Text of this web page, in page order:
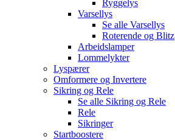
Ryggelys
Varsellys
Se alle Varsellys
Roterende og Blitz
Arbeidslamper
Lommelykter
Lyspærer
Omformere og Invertere
Sikring og Rele
Se alle Sikring og Rele
Rele
Sikringer
Startboostere